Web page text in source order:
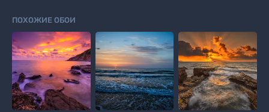
ПОХОЖИЕ ОБОИ